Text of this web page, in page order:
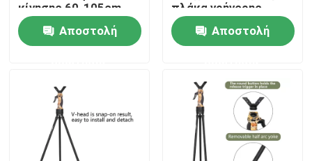
Ποιοτικός έλεγχος
Ζητήστε ένα απόσπασμα
Κράτη κυνηγιού
κίνησης 60-105cm
360 βαθμών
Αποστολή
πλάκα γρήγορης
απελευθέρωσης και
3 τμήματα ποδιών
Αποστολή